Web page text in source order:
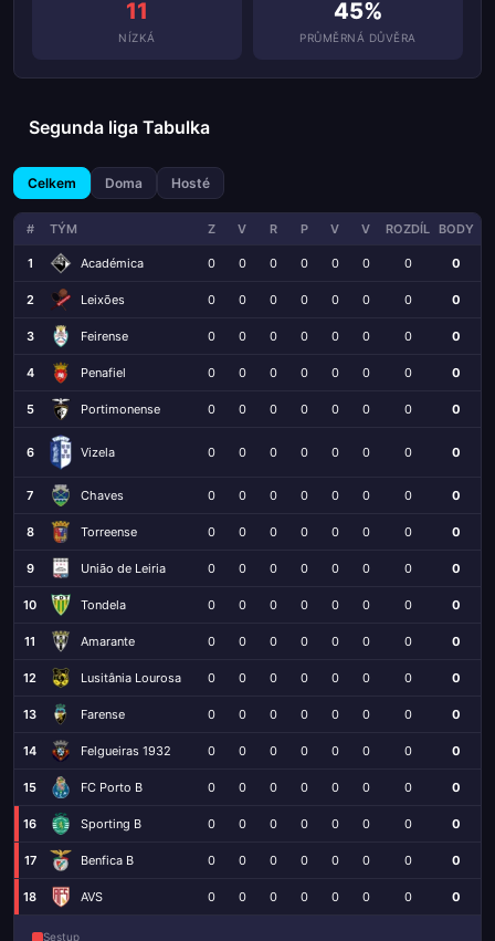
11
NÍZKÁ
45%
PRŮMĚRNÁ DŮVĚRA
Segunda liga Tabulka
Celkem Doma Hosté
# TÝM Z V R P V V ROZDÍL BODY
1 Académica 0 0 0 0 0 0 0 0
2 Leixões 0 0 0 0 0 0 0 0
3 Feirense 0 0 0 0 0 0 0 0
4 Penafiel 0 0 0 0 0 0 0 0
5 Portimonense 0 0 0 0 0 0 0 0
6 Vizela 0 0 0 0 0 0 0 0
7 Chaves 0 0 0 0 0 0 0 0
8 Torreense 0 0 0 0 0 0 0 0
9 União de Leiria 0 0 0 0 0 0 0 0
10 Tondela 0 0 0 0 0 0 0 0
11 Amarante 0 0 0 0 0 0 0 0
12 Lusitânia Lourosa 0 0 0 0 0 0 0 0
13 Farense 0 0 0 0 0 0 0 0
14 Felgueiras 1932 0 0 0 0 0 0 0 0
15 FC Porto B 0 0 0 0 0 0 0 0
16 Sporting B 0 0 0 0 0 0 0 0
17 Benfica B 0 0 0 0 0 0 0 0
18 AVS 0 0 0 0 0 0 0 0
Sestup